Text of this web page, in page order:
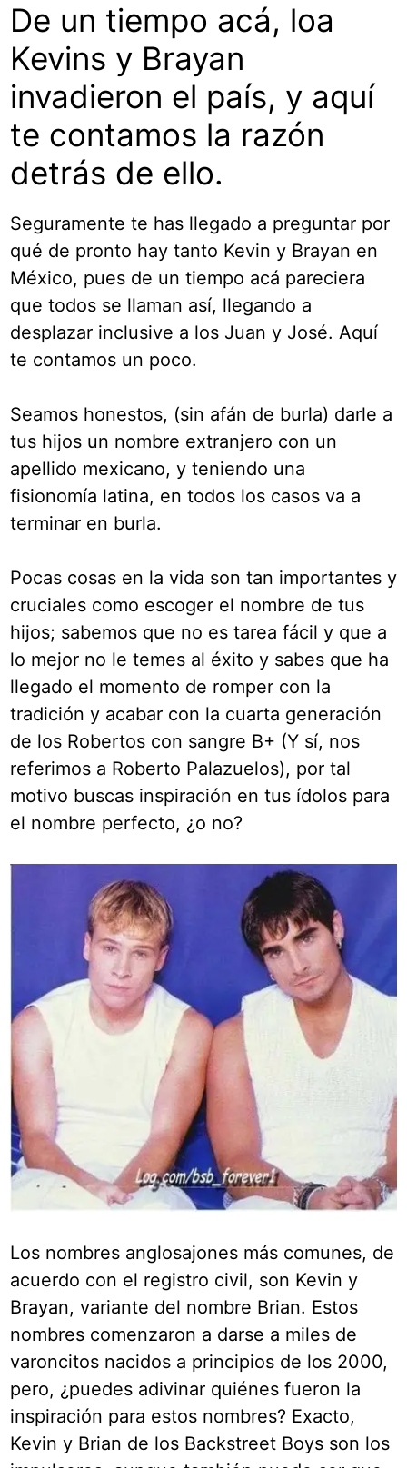
De un tiempo acá, loa
Kevins y Brayan
invadieron el país, y aquí
te contamos la razón
detrás de ello.
Seguramente te has llegado a preguntar por
qué de pronto hay tanto Kevin y Brayan en
México, pues de un tiempo acá pareciera
que todos se llaman así, llegando a
desplazar inclusive a los Juan y José. Aquí
te contamos un poco.
Seamos honestos, (sin afán de burla) darle a
tus hijos un nombre extranjero con un
apellido mexicano, y teniendo una
fisionomía latina, en todos los casos va a
terminar en burla.
Pocas cosas en la vida son tan importantes y
cruciales como escoger el nombre de tus
hijos; sabemos que no es tarea fácil y que a
lo mejor no le temes al éxito y sabes que ha
llegado el momento de romper con la
tradición y acabar con la cuarta generación
de los Robertos con sangre B+ (Y sí, nos
referimos a Roberto Palazuelos), por tal
motivo buscas inspiración en tus ídolos para
el nombre perfecto, ¿o no?
Los nombres anglosajones más comunes, de
acuerdo con el registro civil, son Kevin y
Brayan, variante del nombre Brian. Estos
nombres comenzaron a darse a miles de
varoncitos nacidos a principios de los 2000,
pero, ¿puedes adivinar quiénes fueron la
inspiración para estos nombres? Exacto,
Kevin y Brian de los Backstreet Boys son los